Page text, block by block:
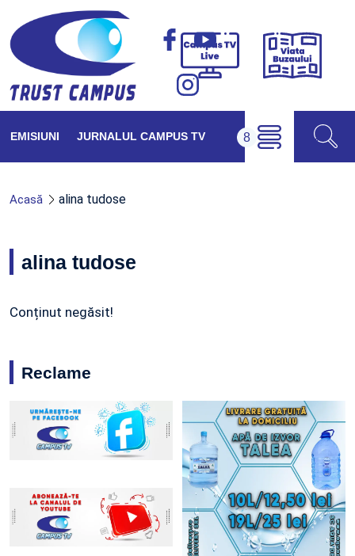
Campus
Viața
EMISIUNI JURNALUL CAMPUS TV
Acasă alina tudose
alina tudose
Conținut negăsit!
Reclame